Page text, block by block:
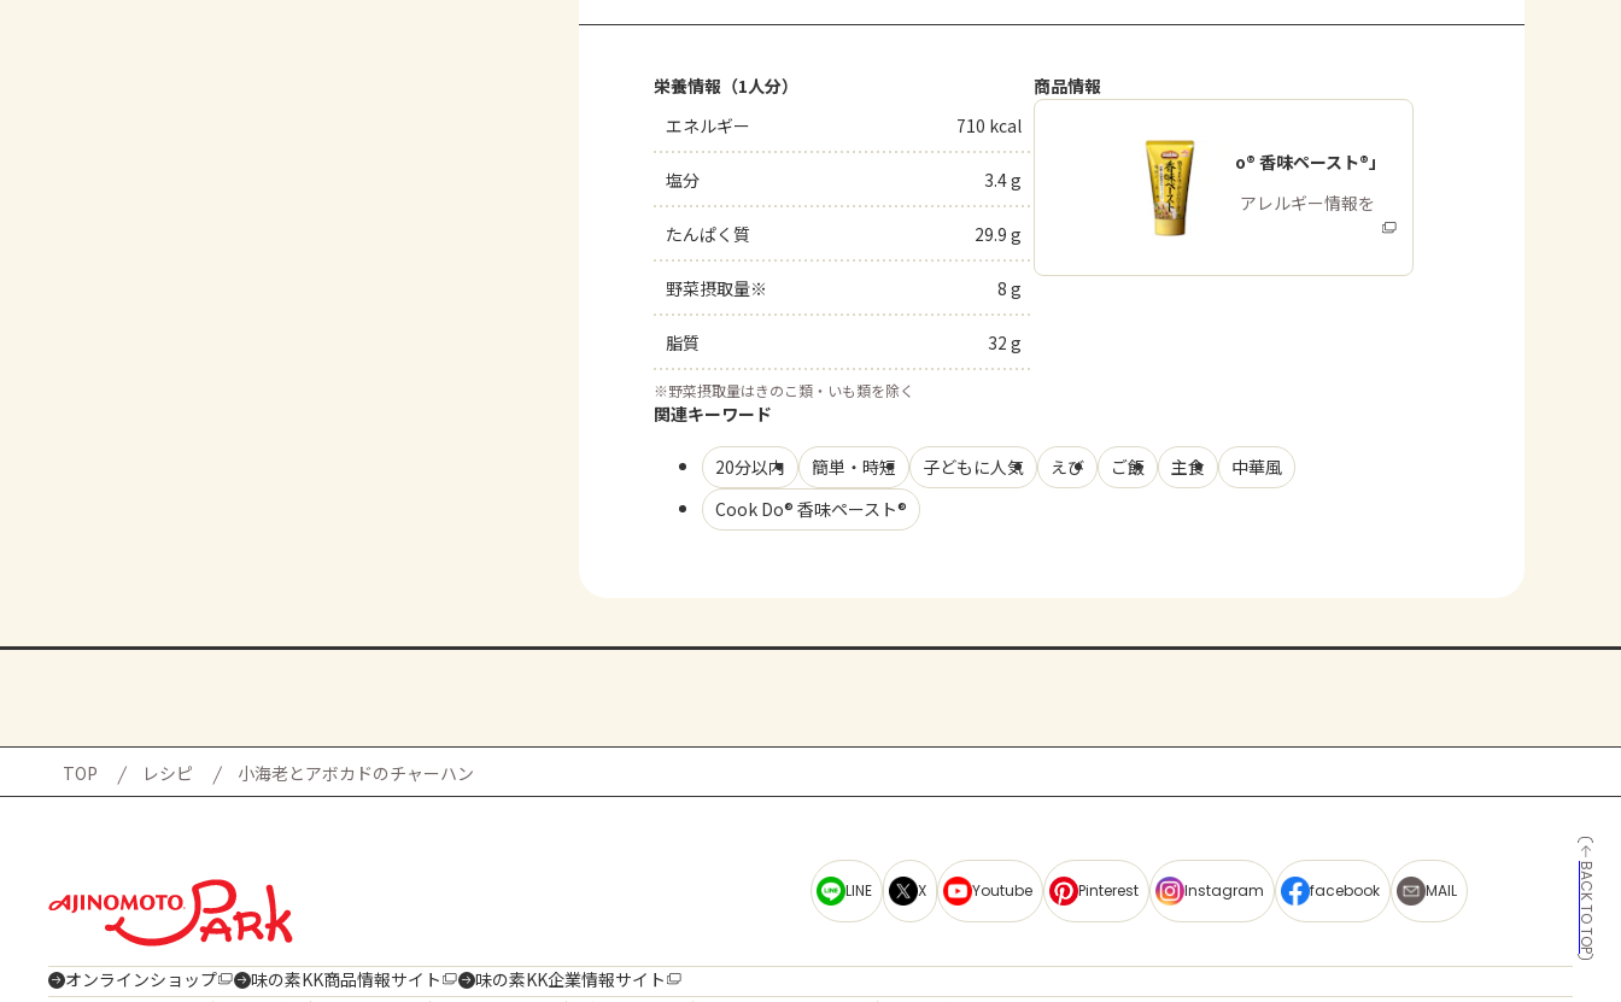
栄養情報（1人分）
エネルギー
710 kcal
塩分 3.4 g
たんぱく質 29.9 g
野菜摂取量※ 8 g
脂質 32 g
※野菜摂取量はきのこ類・いも類を除く
商品情報
「Cook Do® 香味ペースト®」
商品・アレルギー情報を
関連キーワード
20分以内 簡単・時短 子どもに人気 えび ご飯 主食
中華風
Cook Do® 香味ペースト®
TOP レシピ 小海老とアボカドのチャーハン
BACK TO TOP
LINE X Youtube Pinterest Instagram facebook MAIL
オンラインショップ 味の素KK商品情報サイト 味の素KK企業情報サイト